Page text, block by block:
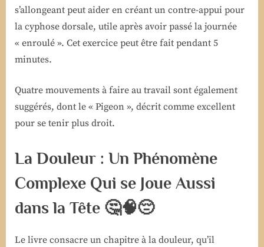
s’allongeant peut aider en créant un contre-appui pour
la cyphose dorsale, utile après avoir passé la journée
« enroulé ». Cet exercice peut être fait pendant 5
minutes.
Quatre mouvements à faire au travail sont également
suggérés, dont le « Pigeon », décrit comme excellent
pour se tenir plus droit.
La Douleur : Un Phénomène
Complexe Qui se Joue Aussi
dans la Tête 🤔🧠😔
Le livre consacre un chapitre à la douleur, qu’il